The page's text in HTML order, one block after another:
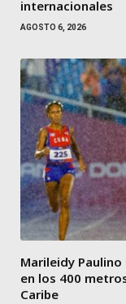
internacionales
AGOSTO 6, 2026
Marileidy
en los 400
Caribe